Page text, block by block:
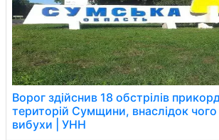
Ворог здійснив 18 обстрілів
територій Сумщини, внаслідок
вибухи | УНН